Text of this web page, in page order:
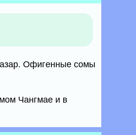
Офигенные сомы
Чангмае и в